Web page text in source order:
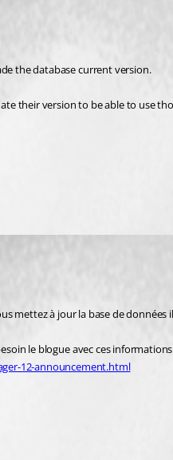
the database current version.
their version to be able to use
mettez à jour la base de
le blogue avec ces
12-announcement.html